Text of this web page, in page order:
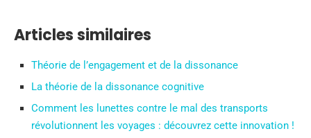
Articles similaires
Théorie de l’engagement et de la dissonance
La théorie de la dissonance cognitive
Comment les lunettes contre le mal des transports
révolutionnent les voyages : découvrez cette innovation !